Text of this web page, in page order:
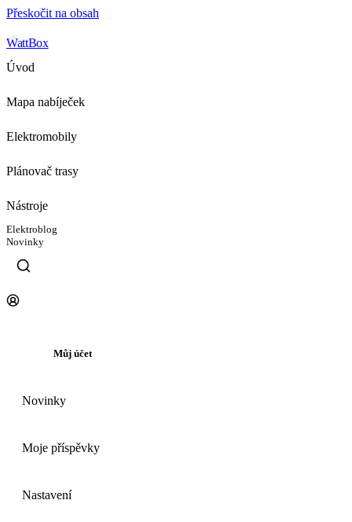
Přeskočit na obsah
WattBox
Úvod
Mapa nabíječek
Elektromobily
Plánovač trasy
Nástroje
Elektroblog
Novinky
Můj účet
Novinky
Moje příspěvky
Nastavení